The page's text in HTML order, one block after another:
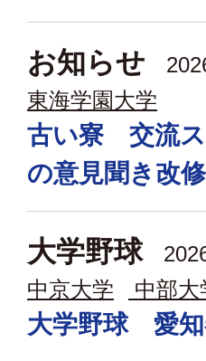
お知らせ
東海学園大学
古い寮 交流
の意見聞き改修
大学野球
中京大学
中部大
大学野球 愛